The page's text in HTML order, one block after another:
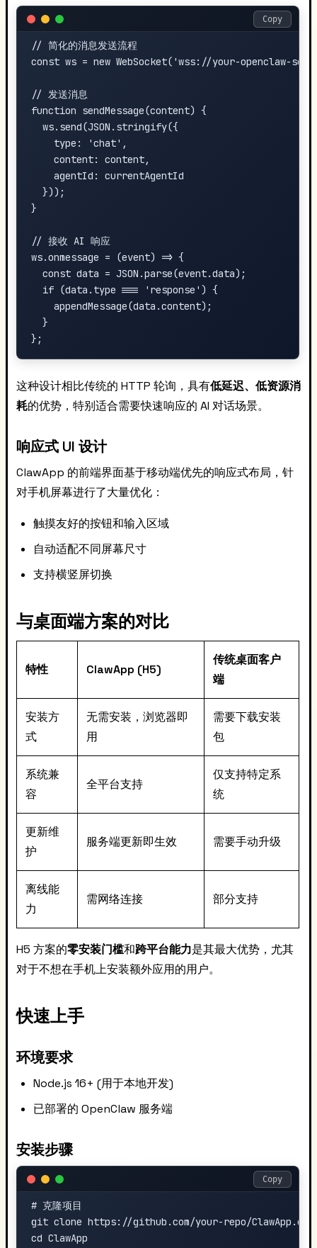
// 简化的消息发送流程
const ws = new WebSocket('wss://your-openclaw-
// 发送消息
function sendMessage(content) {
  ws.send(JSON.stringify({
    type: 'chat',
    content: content,
    agentId: currentAgentId
  }));
}
// 接收 AI 响应
ws.onmessage = (event) => {
  const data = JSON.parse(event.data);
  if (data.type === 'response') {
    appendMessage(data.content);
  }
Copy
这种设计相比传统的 HTTP 轮询，具有低延迟、低资源消
耗的优势，特别适合需要快速响应的 AI 对话场景。
响应式 UI 设计
ClawApp 的前端界面基于移动端优先的响应式布局，针
对手机屏幕进行了大量优化：
触摸友好的按钮和输入区域
自动适配不同屏幕尺寸
支持横竖屏切换
与桌面端方案的对比
特性 ClawApp (H5)
传统桌面客户
端
安装方
式
无需安装，浏览器即
用
需要下载安装
包
系统兼
容
全平台支持
仅支持特定系
统
更新维
护
服务端更新即生效 需要手动升级
离线能
力
需网络连接 部分支持
H5 方案的零安装门槛和跨平台能力是其最大优势，尤其
对于不想在手机上安装额外应用的用户。
快速上手
环境要求
Node.js 16+ (用于本地开发)
已部署的 OpenClaw 服务端
安装步骤
# 克隆项目
git clone https://github.com/your-repo/ClawApp.git
cd ClawApp
Copy